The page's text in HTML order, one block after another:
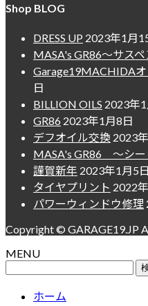
Shop BLOG
DRESS UP 2023年1月
MASA's GR86～サス
Garage19MACHIDA
日
BILLION OILS 2023年
GR86 2023年1月8日
デフオイル交換 2023
MASA's GR86 ～シー
謹賀新年 2023年1月5日
タイヤプリント 2022
パワーウィンドウ修理
Copyright © GARAGE19.JP
MENU
ホーム